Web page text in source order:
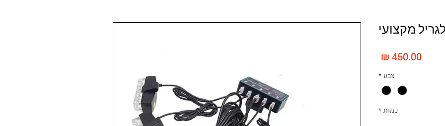
מקצועי
צבע*
כמות*